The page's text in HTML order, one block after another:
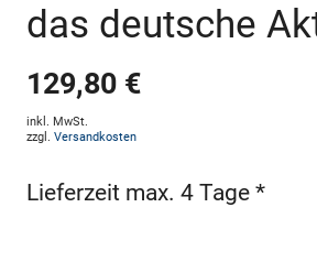
das deutsche
129,80 €
inkl. MwSt.
zzgl. Versandkosten
Lieferzeit max. 4 Tage *